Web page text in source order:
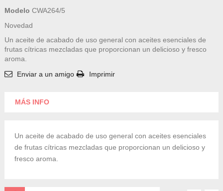
Modelo CWA264/5
Novedad
Un aceite de acabado de uso general con aceites esenciales de
frutas cítricas mezcladas que proporcionan un delicioso y fresco
aroma.
Enviar a un amigo
Imprimir
MÁS INFO
Un aceite de acabado de uso general con aceites esenciales
de frutas cítricas mezcladas que proporcionan un delicioso y
fresco aroma.